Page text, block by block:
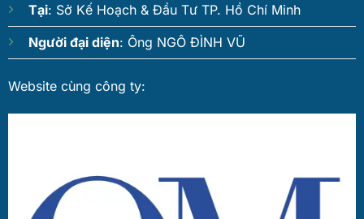
Tại: Sở Kế Hoạch & Đầu Tư TP. Hồ Chí Minh
Người đại diện: Ông NGÔ ĐÌNH VŨ
Website cùng công ty: